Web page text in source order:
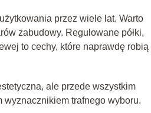
przez wiele lat. Warto
zabudowy. Regulowane półki,
to cechy, które naprawdę robią
ale przede wszystkim
wyznacznikiem trafnego wyboru.